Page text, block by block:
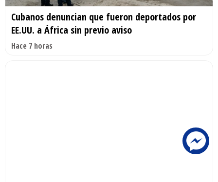
Cubanos denuncian que fueron deportados por
EE.UU. a África sin previo aviso
Hace 7 horas